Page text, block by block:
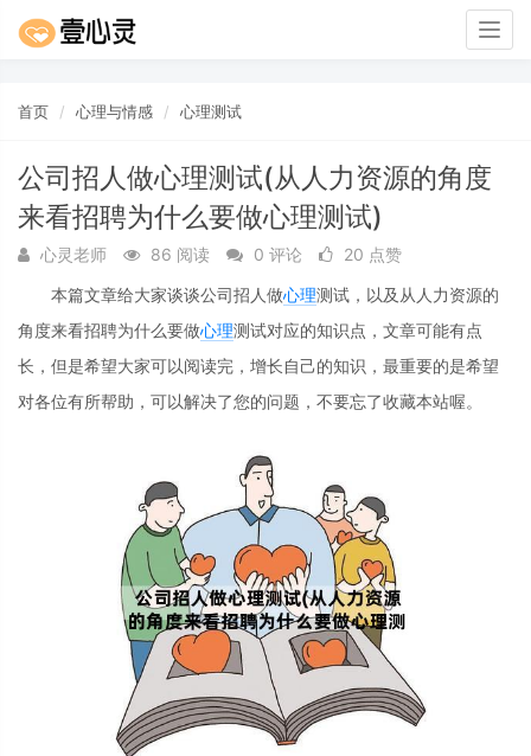
首页 心理与情感 心理测试
公司招人做心理测试(从人力资源的角度
来看招聘为什么要做心理测试)
心灵老师 86 阅读 0 评论
20 点赞
本篇文章给大家谈谈公司招人做心理测试，以及从人力资源的
角度来看招聘为什么要做心理测试对应的知识点，文章可能有点
长，但是希望大家可以阅读完，增长自己的知识，最重要的是希望
对各位有所帮助，可以解决了您的问题，不要忘了收藏本站喔。